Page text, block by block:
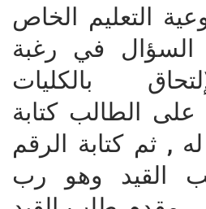
التعليم الخاص
السؤال في رغبة
بالكليات
الطالب كتابة
, ثم كتابة الرقم
القيد وهو رب